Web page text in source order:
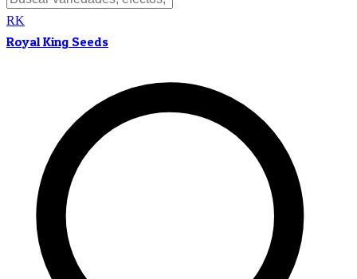
RK
Royal King Seeds